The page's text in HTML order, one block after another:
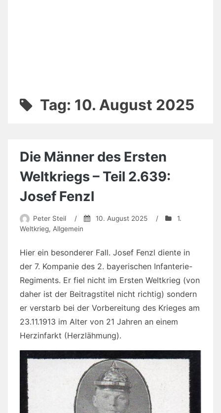
Tag: 10. August 2025
Die Männer des Ersten
Weltkriegs – Teil 2.639:
Josef Fenzl
Peter Steil / 10. August 2025 /
1.
Weltkrieg, Allgemein
Hier ein besonderer Fall. Josef Fenzl diente in
der 7. Kompanie des 2. bayerischen Infanterie-
Regiments. Er fiel nicht im Ersten Weltkrieg (von
daher ist der Beitragstitel nicht richtig) sondern
er verstarb bei der Vorbereitung des Krieges am
23.11.1913 im Alter von 21 Jahren an einem
Herzinfarkt (Herzlähmung).